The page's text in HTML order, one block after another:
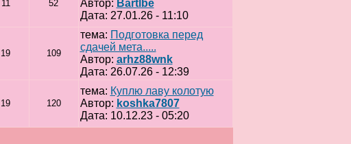
11 52
Автор: Bartlbe
Дата: 27.01.26 - 11:10
19 109
тема: Подготовка перед
сдачей мета.....
Автор: arhz88wnk
Дата: 26.07.26 - 12:39
19 120
тема: Куплю лаву колотую
Автор: koshka7807
Дата: 10.12.23 - 05:20